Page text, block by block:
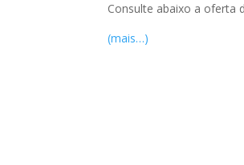
Consulte abaixo a oferta
(mais…)